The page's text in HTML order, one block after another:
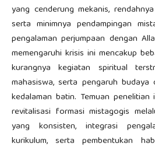
yang cenderung mekanis,
serta minimnya pendampingan
pengalaman perjumpaan dengan
memengaruhi krisis ini mencakup
kurangnya kegiatan spiritual
mahasiswa, serta pengaruh budaya
kedalaman batin. Temuan
revitalisasi formasi mistagogis
yang konsisten, integrasi
kurikulum, serta pembentukan